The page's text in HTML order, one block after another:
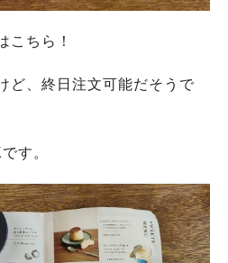
こちら！
ど、終日注文可能だそうで
す。